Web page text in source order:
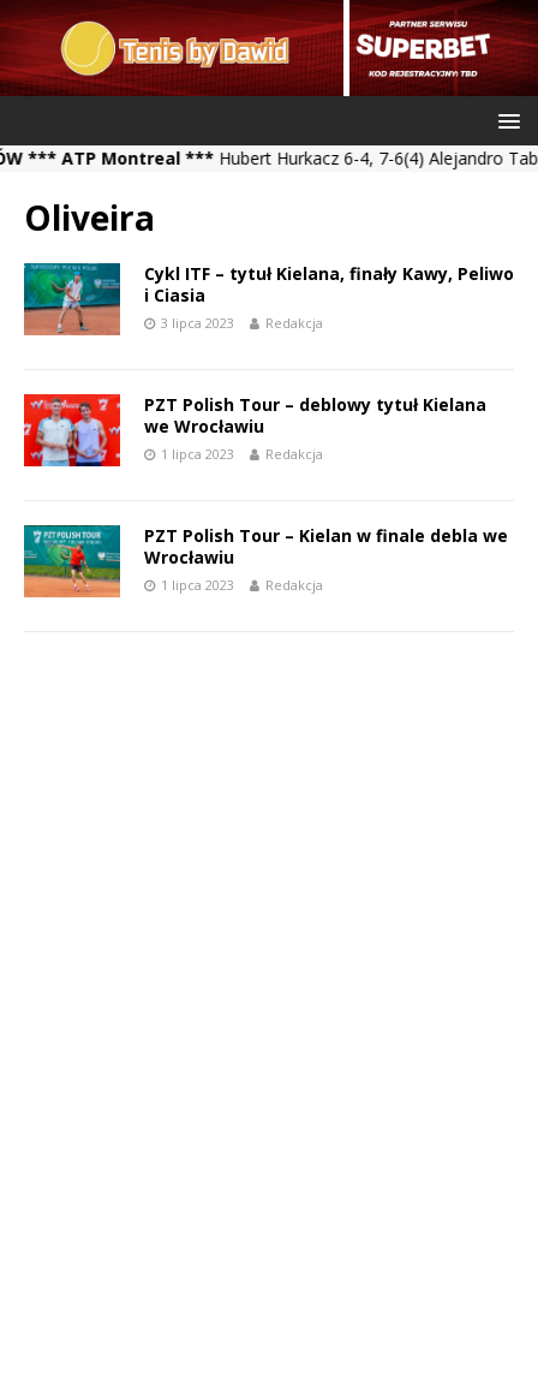
ATP Montreal *** Hubert Hurkacz 6-4, 7-6(4) Alejandro
Oliveira
Cykl ITF – tytuł Kielana, finały Kawy, Peliwo
i Ciasia
3 lipca 2023 Redakcja
PZT Polish Tour – deblowy tytuł Kielana
we Wrocławiu
1 lipca 2023 Redakcja
PZT Polish Tour – Kielan w finale debla we
Wrocławiu
1 lipca 2023 Redakcja